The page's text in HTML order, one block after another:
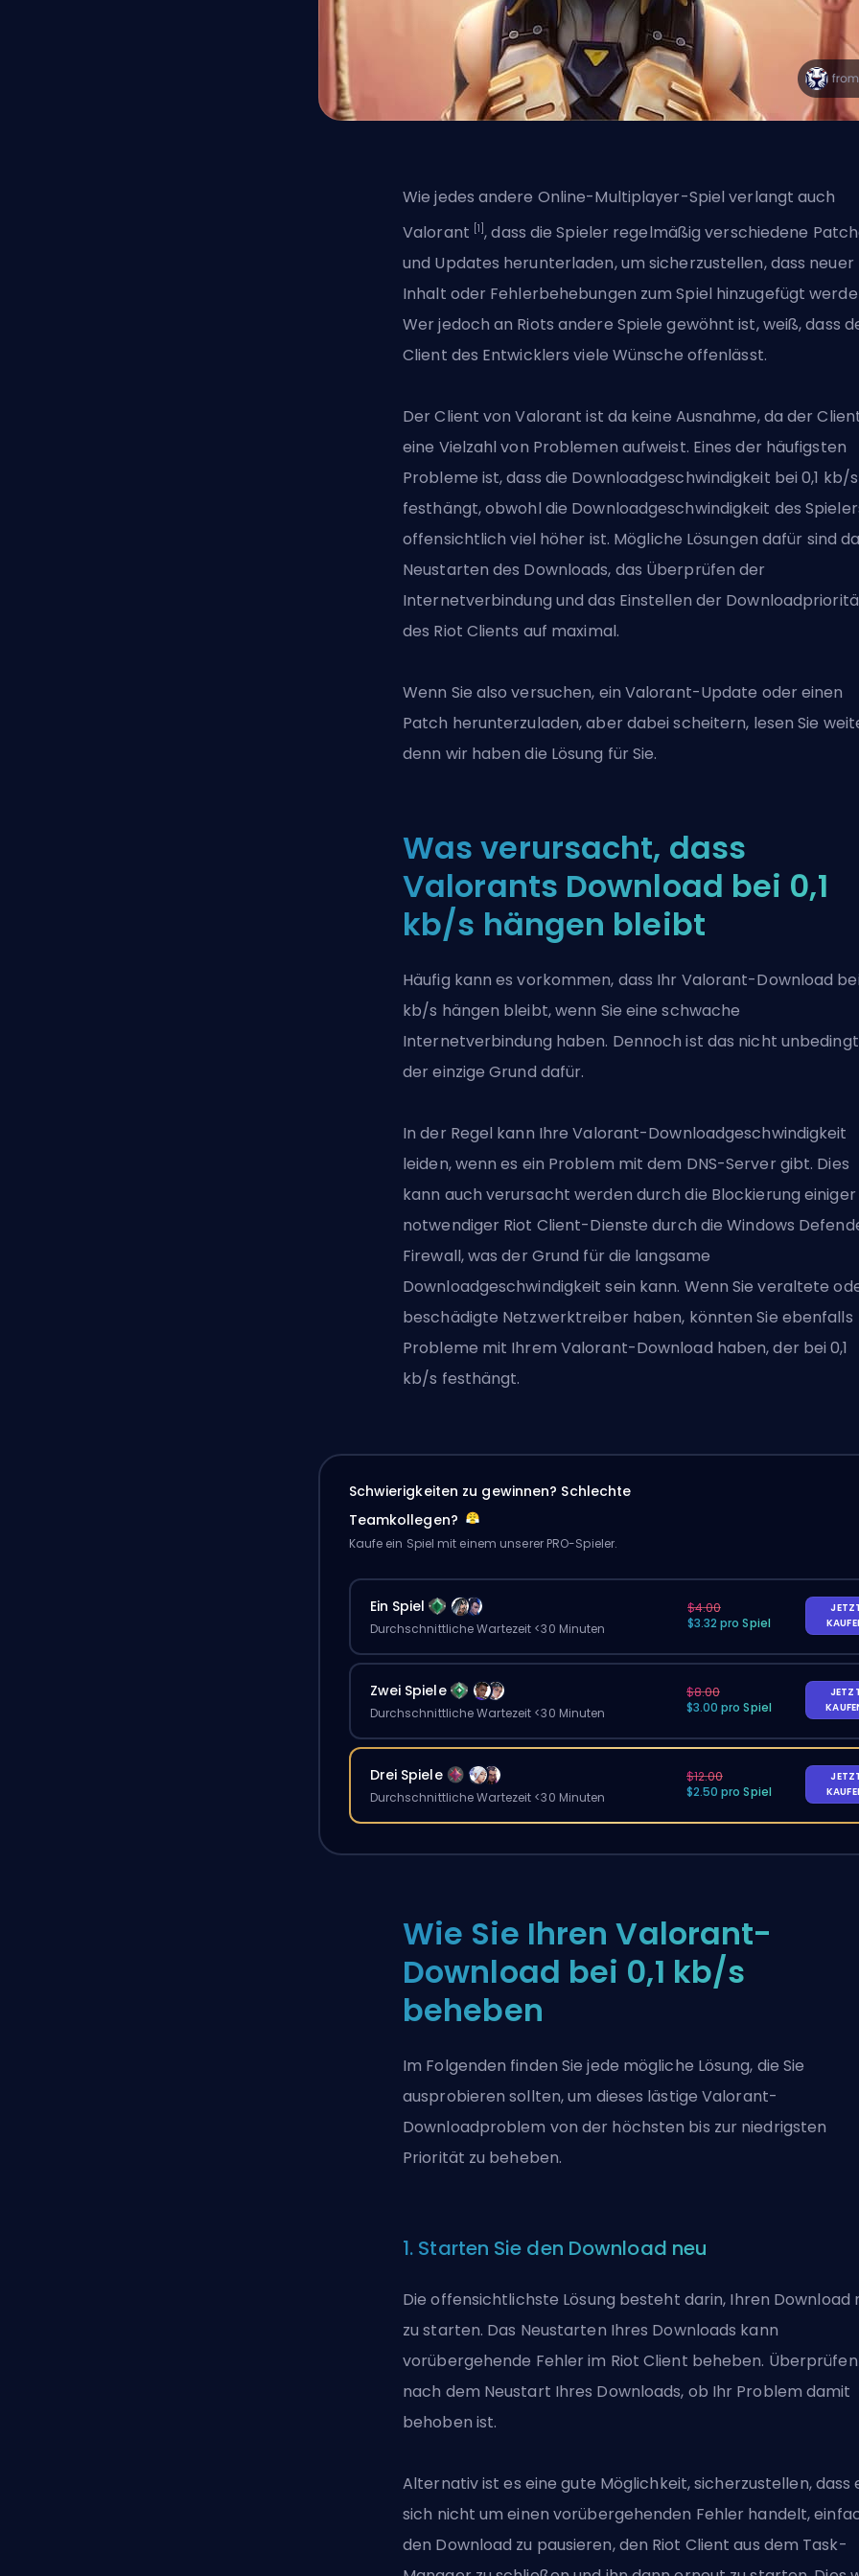
Wie jedes andere Online-Multiplayer-Spiel verlangt auch
Valorant [1] , dass die Spieler regelmäßig verschiedene
und Updates herunterladen, um sicherzustellen, dass neuer
Inhalt oder Fehlerbehebungen zum Spiel hinzugefügt
Wer jedoch an Riots andere Spiele gewöhnt ist, weiß, dass
Client des Entwicklers viele Wünsche offenlässt.
Der Client von Valorant ist da keine Ausnahme, da der
eine Vielzahl von Problemen aufweist. Eines der häufigsten
Probleme ist, dass die Downloadgeschwindigkeit bei 0,1 kb/s
festhängt, obwohl die Downloadgeschwindigkeit des
offensichtlich viel höher ist. Mögliche Lösungen dafür sind
Neustarten des Downloads, das Überprüfen der
Internetverbindung und das Einstellen der
des Riot Clients auf maximal.
Wenn Sie also versuchen, ein Valorant-Update oder einen
Patch herunterzuladen, aber dabei scheitern, lesen Sie
denn wir haben die Lösung für Sie.
Was verursacht, dass
Valorants Download bei 0,1
kb/s hängen bleibt
Häufig kann es vorkommen, dass Ihr Valorant-Download bei
kb/s hängen bleibt, wenn Sie eine schwache
Internetverbindung haben. Dennoch ist das nicht unbedingt
der einzige Grund dafür.
In der Regel kann Ihre Valorant-Downloadgeschwindigkeit
leiden, wenn es ein Problem mit dem DNS-Server gibt. Dies
kann auch verursacht werden durch die Blockierung einiger
notwendiger Riot Client-Dienste durch die Windows
Firewall, was der Grund für die langsame
Downloadgeschwindigkeit sein kann. Wenn Sie veraltete
beschädigte Netzwerktreiber haben, könnten Sie ebenfalls
Probleme mit Ihrem Valorant-Download haben, der bei 0,1
kb/s festhängt.
Schwierigkeiten zu gewinnen? Schlechte
Teamkollegen?
Kaufe ein Spiel mit einem unserer PRO-Spieler.
Ein Spiel
Durchschnittliche Wartezeit <30 Minuten
$4.00
$3.32 pro Spiel
Zwei Spiele
Durchschnittliche Wartezeit <30 Minuten
$8.00
$3.00 pro Spiel
Drei Spiele
Durchschnittliche Wartezeit <30 Minuten
$12.00
$2.50 pro Spiel
Wie Sie Ihren Valorant-
Download bei 0,1 kb/s
beheben
Im Folgenden finden Sie jede mögliche Lösung, die Sie
ausprobieren sollten, um dieses lästige Valorant-
Downloadproblem von der höchsten bis zur niedrigsten
Priorität zu beheben.
1. Starten Sie den Download neu
Die offensichtlichste Lösung besteht darin, Ihren Download
zu starten. Das Neustarten Ihres Downloads kann
vorübergehende Fehler im Riot Client beheben. Überprüfen
nach dem Neustart Ihres Downloads, ob Ihr Problem damit
behoben ist.
Alternativ ist es eine gute Möglichkeit, sicherzustellen, dass
sich nicht um einen vorübergehenden Fehler handelt,
den Download zu pausieren, den Riot Client aus dem Task-